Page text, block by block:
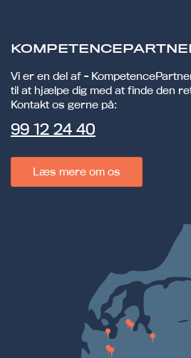
Vi er en del af -
til at hjælpe dig med at finde den
Kontakt os gerne på:
99 12 24 40
Læs mere om os